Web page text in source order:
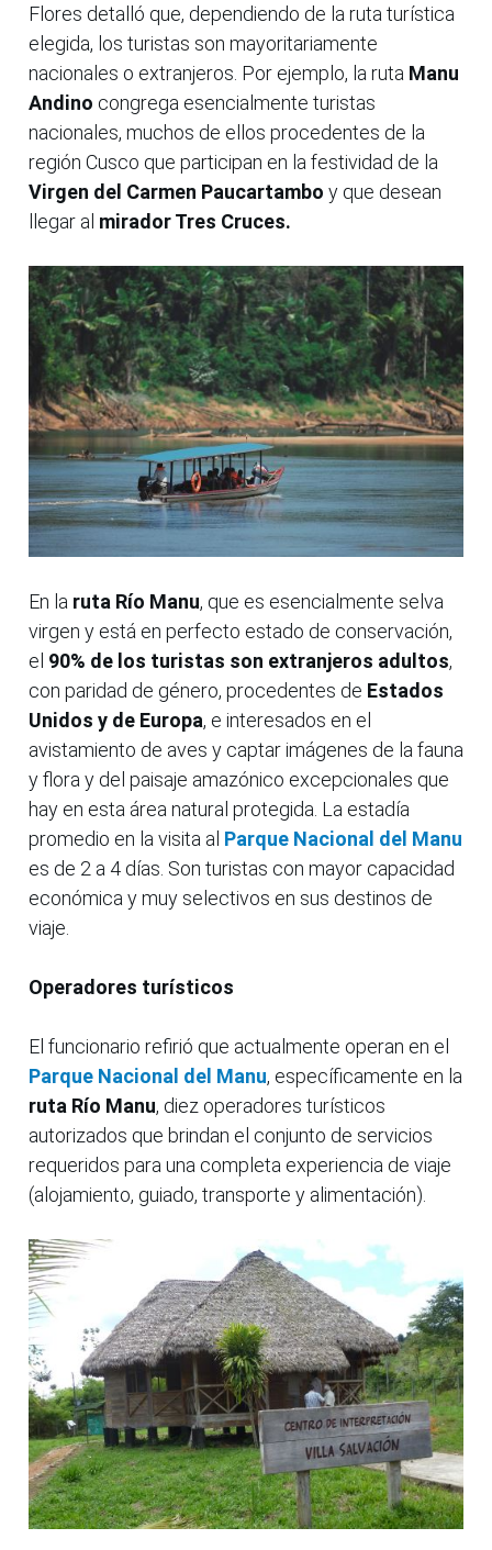
Flores detalló que, dependiendo de la ruta turística
elegida, los turistas son mayoritariamente
nacionales o extranjeros. Por ejemplo, la ruta Manu
Andino congrega esencialmente turistas
nacionales, muchos de ellos procedentes de la
región Cusco que participan en la festividad de la
Virgen del Carmen Paucartambo y que desean
llegar al mirador Tres Cruces.
En la ruta Río Manu, que es esencialmente selva
virgen y está en perfecto estado de conservación,
el 90% de los turistas son extranjeros adultos,
con paridad de género, procedentes de Estados
Unidos y de Europa, e interesados en el
avistamiento de aves y captar imágenes de la fauna
y flora y del paisaje amazónico excepcionales que
hay en esta área natural protegida. La estadía
promedio en la visita al Parque Nacional del Manu
es de 2 a 4 días. Son turistas con mayor capacidad
económica y muy selectivos en sus destinos de
viaje.
Operadores turísticos
El funcionario refirió que actualmente operan en el
Parque Nacional del Manu, específicamente en la
ruta Río Manu, diez operadores turísticos
autorizados que brindan el conjunto de servicios
requeridos para una completa experiencia de viaje
(alojamiento, guiado, transporte y alimentación).